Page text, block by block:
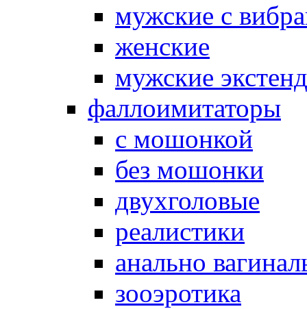
мужские с
женские
мужские
фаллоимитаторы
с мошонкой
без мошонки
двухголовые
реалистики
анально
зооэротика